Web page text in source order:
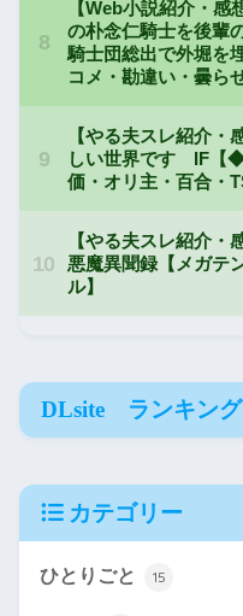
DLsite ランキング
カテゴリー
ひとりごと 15